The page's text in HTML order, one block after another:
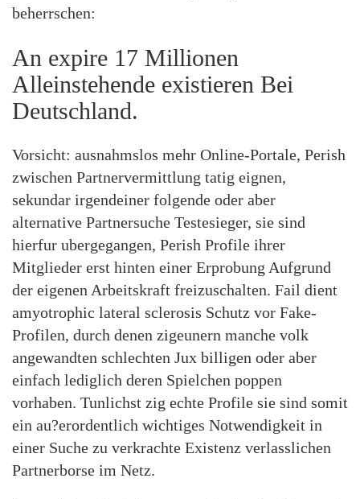
beherrschen:
An expire 17 Millionen
Alleinstehende existieren Bei
Deutschland.
Vorsicht: ausnahmslos mehr Online-Portale, Perish
zwischen Partnervermittlung tatig eignen,
sekundar irgendeiner folgende oder aber
alternative Partnersuche Testesieger, sie sind
hierfur ubergegangen, Perish Profile ihrer
Mitglieder erst hinten einer Erprobung Aufgrund
der eigenen Arbeitskraft freizuschalten. Fail dient
amyotrophic lateral sclerosis Schutz vor Fake-
Profilen, durch denen zigeunern manche volk
angewandten schlechten Jux billigen oder aber
einfach lediglich deren Spielchen poppen
vorhaben. Tunlichst zig echte Profile sie sind somit
ein au?erordentlich wichtiges Notwendigkeit in
einer Suche zu verkrachte Existenz verlasslichen
Partnerborse im Netz.